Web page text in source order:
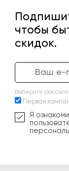
чтобы
скидок.
Выберите
Первая
Я